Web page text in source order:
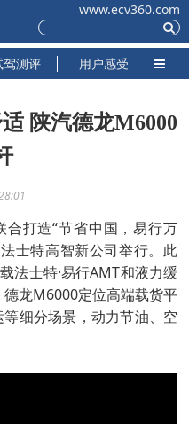
www.ecv360.com
驾测评 用户感受
陕汽德龙M6000
打造“节省中国，易行万
士特高智新公司举行。此
法士特·易行AMT和液力缓
龙M6000定位高端载货平
细分场景，动力节油、空